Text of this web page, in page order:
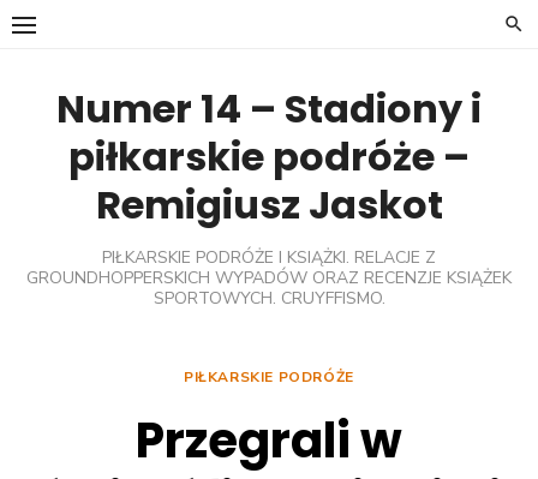
Skip
Numer 14 – Stadiony i
piłkarskie podróże –
Remigiusz Jaskot
PIŁKARSKIE PODRÓŻE I KSIĄŻKI. RELACJE Z
GROUNDHOPPERSKICH WYPADÓW ORAZ RECENZJE KSIĄŻEK
SPORTOWYCH. CRUYFFISMO.
PIŁKARSKIE PODRÓŻE
Przegrali w